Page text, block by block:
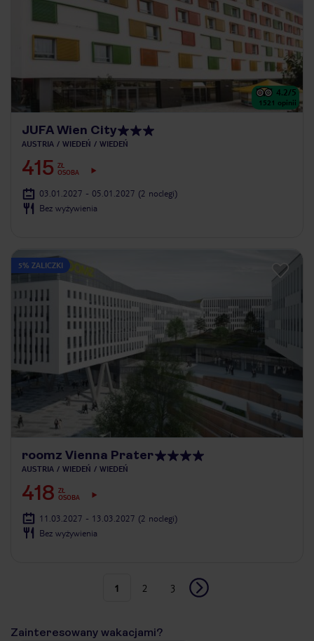
4.2/5
1521 opinii
JUFA Wien City
AUSTRIA WIEDEŃ WIEDEŃ
415 ZŁ
OSOBA
03.01.2027 - 05.01.2027 (2 noclegi)
Bez wyżywienia
5% ZALICZKI
roomz Vienna Prater
AUSTRIA WIEDEŃ WIEDEŃ
418 ZŁ
OSOBA
11.03.2027 - 13.03.2027 (2 noclegi)
Bez wyżywienia
1 2 3
Zainteresowany wakacjami?